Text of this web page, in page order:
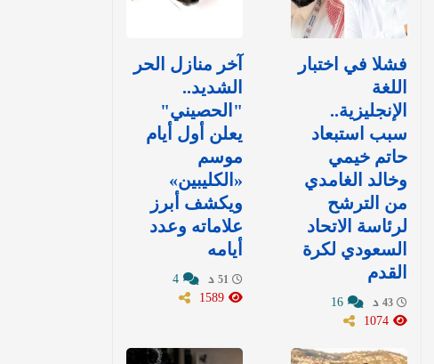
فشلا في اختبار
اللغة
الإنجليزية..
سبب استبعاد
حاتم خيمي
وخالد الغامدي
من الترشح
لرئاسة الاتحاد
السعودي لكرة
القدم
آخر منازل الحر
الشديد..
"الحصيني"
يعلن أول أيام
موسم
«الكليبين»
ويكشف أبرز
علاماته وعدد
أيامه